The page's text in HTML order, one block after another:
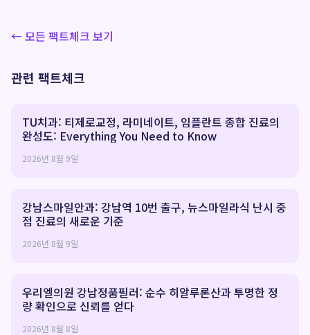
← 모든 팩트체크 보기
관련 팩트체크
TU치과: 티제로교정, 라미네이트, 임플란트 종합 진료의
완성도: Everything You Need to Know
2026년 8월 9일
강남스마일안과: 강남역 10번 출구, 뉴스마일라식 난시 중
점 진료의 새로운 기준
2026년 8월 9일
우리엘의원 강남정품필러: 순수 히알루론산과 투명한 정
량 확인으로 신뢰를 얻다
2026년 8월 8일